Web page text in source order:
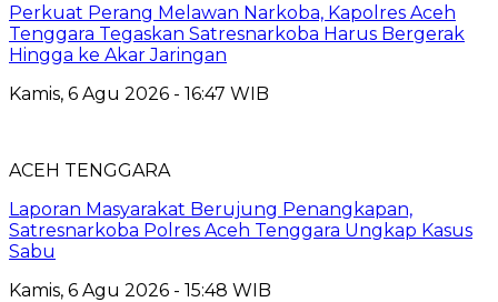
Perkuat Perang Melawan Narkoba, Kapolres Aceh
Tenggara Tegaskan Satresnarkoba Harus Bergerak
Hingga ke Akar Jaringan
Kamis, 6 Agu 2026 - 16:47 WIB
ACEH TENGGARA
Laporan Masyarakat Berujung Penangkapan,
Satresnarkoba Polres Aceh Tenggara Ungkap Kasus
Sabu
Kamis, 6 Agu 2026 - 15:48 WIB